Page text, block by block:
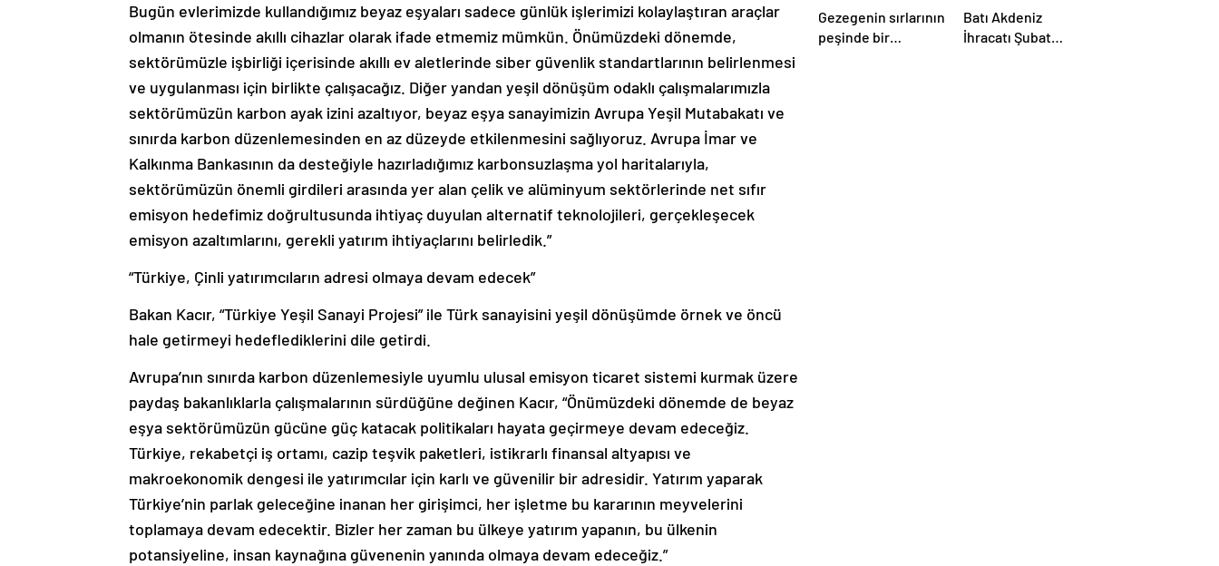
Bugün evlerimizde kullandığımız beyaz eşyaları sadece günlük işlerimizi kolaylaştıran araçlar
olmanın ötesinde akıllı cihazlar olarak ifade etmemiz mümkün. Önümüzdeki dönemde,
sektörümüzle işbirliği içerisinde akıllı ev aletlerinde siber güvenlik standartlarının belirlenmesi
ve uygulanması için birlikte çalışacağız. Diğer yandan yeşil dönüşüm odaklı çalışmalarımızla
sektörümüzün karbon ayak izini azaltıyor, beyaz eşya sanayimizin Avrupa Yeşil Mutabakatı ve
sınırda karbon düzenlemesinden en az düzeyde etkilenmesini sağlıyoruz. Avrupa İmar ve
Kalkınma Bankasının da desteğiyle hazırladığımız karbonsuzlaşma yol haritalarıyla,
sektörümüzün önemli girdileri arasında yer alan çelik ve alüminyum sektörlerinde net sıfır
emisyon hedefimiz doğrultusunda ihtiyaç duyulan alternatif teknolojileri, gerçekleşecek
emisyon azaltımlarını, gerekli yatırım ihtiyaçlarını belirledik.”
“Türkiye, Çinli yatırımcıların adresi olmaya devam edecek”
Bakan Kacır, “Türkiye Yeşil Sanayi Projesi” ile Türk sanayisini yeşil dönüşümde örnek ve öncü
hale getirmeyi hedeflediklerini dile getirdi.
Avrupa’nın sınırda karbon düzenlemesiyle uyumlu ulusal emisyon ticaret sistemi kurmak üzere
paydaş bakanlıklarla çalışmalarının sürdüğüne değinen Kacır, “Önümüzdeki dönemde de beyaz
eşya sektörümüzün gücüne güç katacak politikaları hayata geçirmeye devam edeceğiz.
Türkiye, rekabetçi iş ortamı, cazip teşvik paketleri, istikrarlı finansal altyapısı ve
makroekonomik dengesi ile yatırımcılar için karlı ve güvenilir bir adresidir. Yatırım yaparak
Türkiye’nin parlak geleceğine inanan her girişimci, her işletme bu kararının meyvelerini
toplamaya devam edecektir. Bizler her zaman bu ülkeye yatırım yapanın, bu ülkenin
potansiyeline, insan kaynağına güvenenin yanında olmaya devam edeceğiz.”
Gezegenin sırlarının
peşinde bir
Batı Akdeniz
İhracatı Şubat